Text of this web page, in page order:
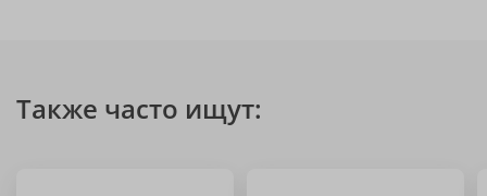
Также часто ищут: